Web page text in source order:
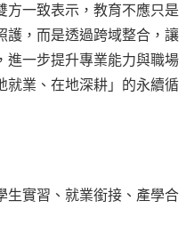
方一致表示，教育不應只是
護，而是透過跨域整合，讓
進一步提升專業能力與職場
就業、在地深耕」的永續循
生實習、就業銜接、產學合